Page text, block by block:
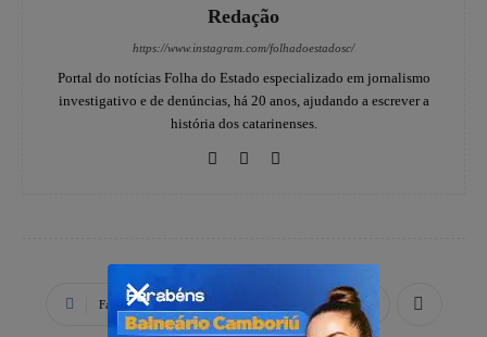
Redação
https://www.instagram.com/folhadoestadosc/
Portal do notícias Folha do Estado especializado em jornalismo
investigativo e de denúncias, há 20 anos, ajudando a escrever a
história dos catarinenses.
Facebook WhatsApp